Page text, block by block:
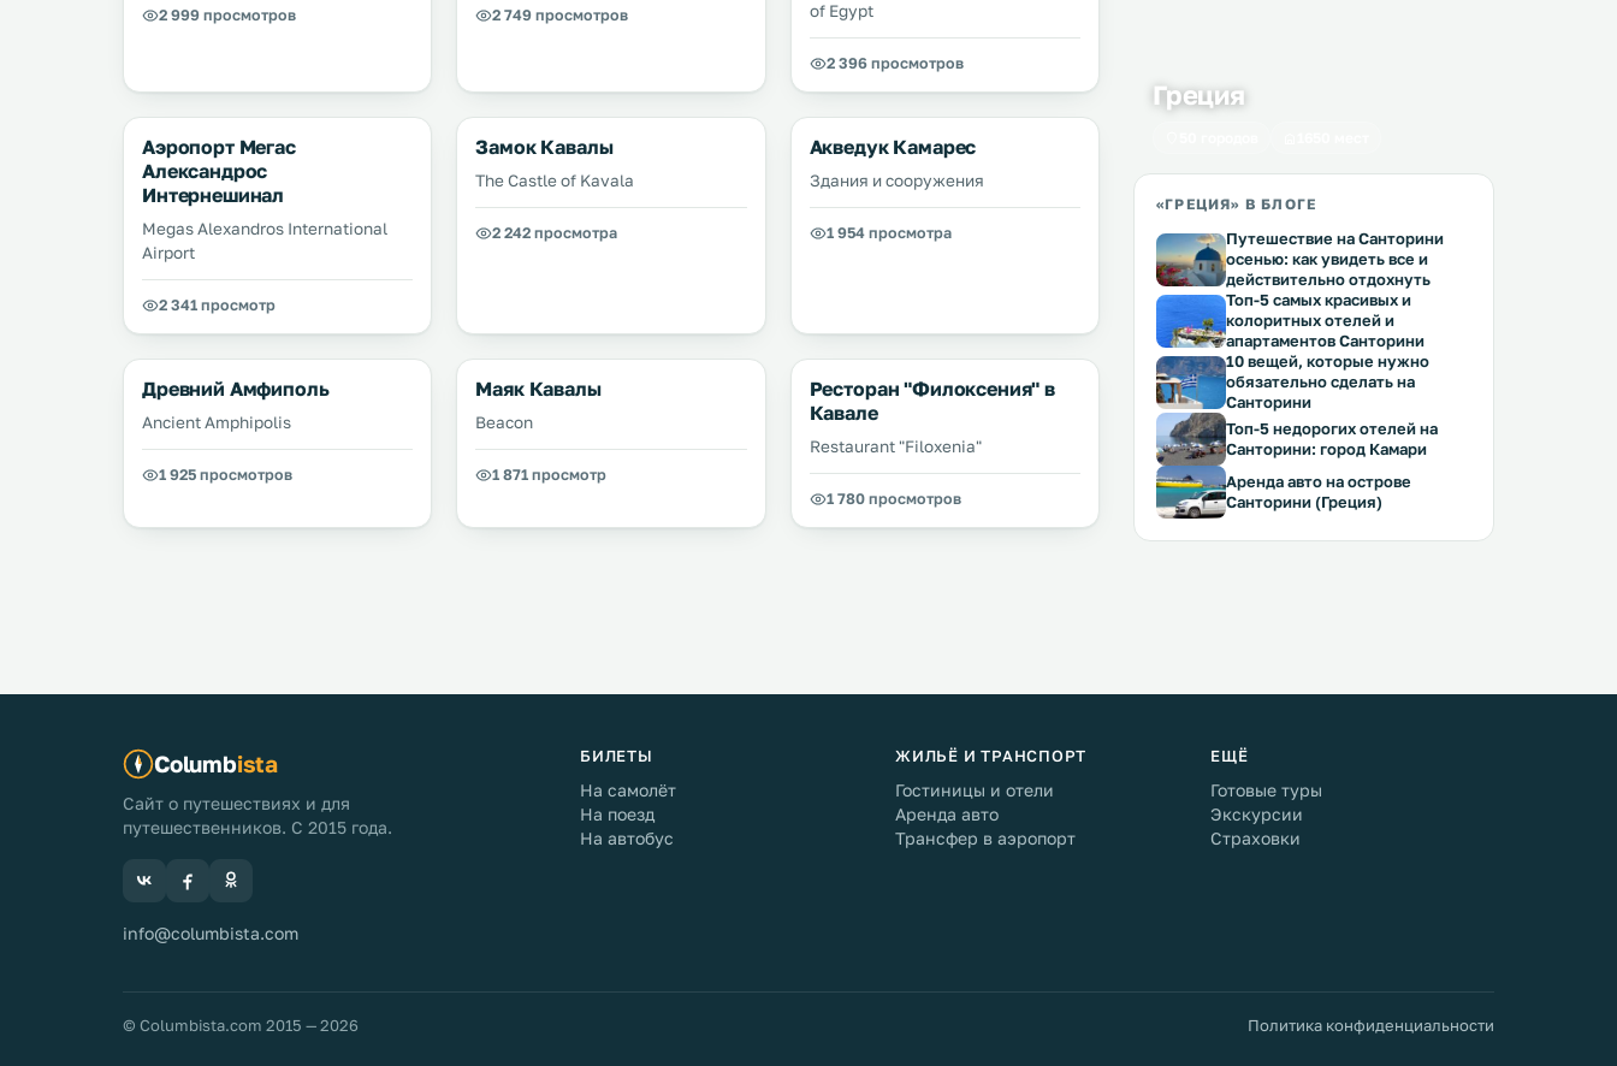
2 999 просмотров 2 749 просмотров
of Egypt
2 396 просмотров
Аэропорт Мегас
Александрос
Интернешинал
Megas Alexandros International
Airport
2 341 просмотр
Замок Кавалы
The Castle of Kavala
2 242 просмотра
Акведук Камарес
Здания и сооружения
1 954 просмотра
Древний Амфиполь
Ancient Amphipolis
1 925 просмотров
Маяк Кавалы
Beacon
1 871 просмотр
Ресторан "Филоксения" в
Кавале
Restaurant "Filoxenia"
1 780 просмотров
Греция
«ГРЕЦИЯ» В БЛОГЕ
Путешествие на Санторини
осенью: как увидеть все и
действительно отдохнуть
Топ-5 самых красивых и
колоритных отелей и
апартаментов Санторини
10 вещей, которые нужно
обязательно сделать на
Санторини
Топ-5 недорогих отелей на
Санторини: город Камари
Аренда авто на острове
Санторини (Греция)
Columbista
Сайт о путешествиях и для
путешественников. С 2015 года.
info@columbista.com
БИЛЕТЫ
На самолёт
На поезд
На автобус
ЖИЛЬЁ И ТРАНСПОРТ
Гостиницы и отели
Аренда авто
Трансфер в аэропорт
ЕЩЁ
Готовые туры
Экскурсии
Страховки
© Columbista.com 2015 — 2026 Политика конфиденциальности